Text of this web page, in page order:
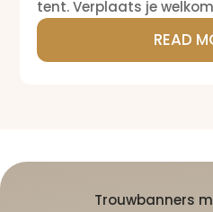
tent. Verplaats je
READ
Trouwbanners